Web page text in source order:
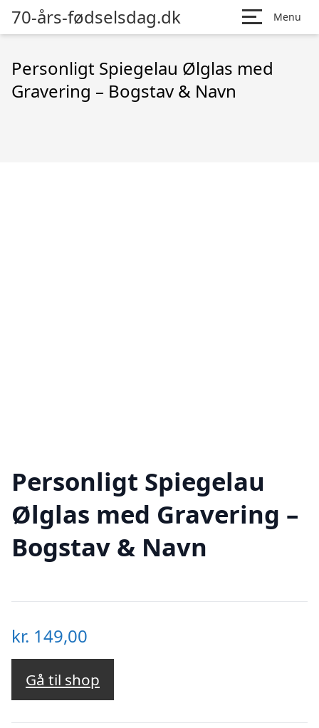
70-års-fødselsdag.dk Menu
Personligt Spiegelau Ølglas med
Gravering – Bogstav & Navn
Personligt Spiegelau
Ølglas med Gravering –
Bogstav & Navn
kr. 149,00
Gå til shop